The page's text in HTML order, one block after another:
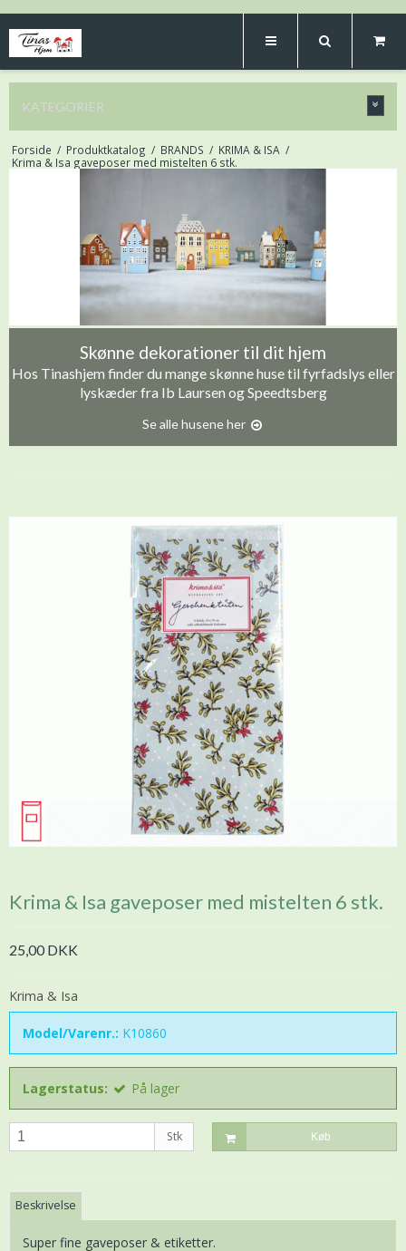
KATEGORIER
Forside / Produktkatalog / BRANDS / KRIMA & ISA /
Krima & Isa gaveposer med mistelten 6 stk.
Skønne dekorationer til dit hjem
Hos Tinashjem finder du mange skønne huse til fyrfadslys eller
lyskæder fra Ib Laursen og Speedtsberg
Se alle husene her
Krima & Isa gaveposer med mistelten 6 stk.
25,00 DKK
Krima & Isa
Model/Varenr.: K10860
Lagerstatus: På lager
Stk Køb
Beskrivelse
Super fine gaveposer & etiketter.